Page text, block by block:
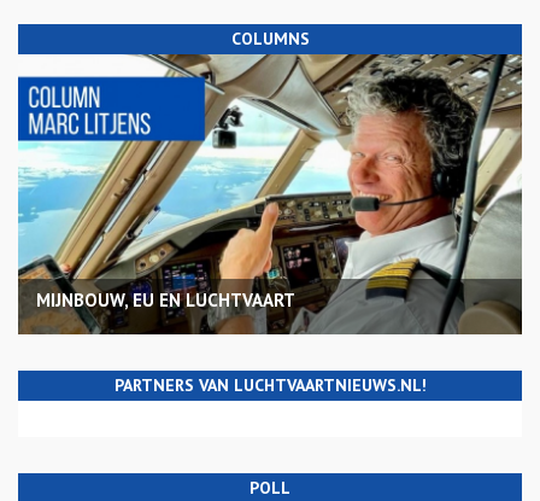
COLUMNS
MIJNBOUW, EU EN LUCHTVAART
PARTNERS VAN LUCHTVAARTNIEUWS.NL!
POLL